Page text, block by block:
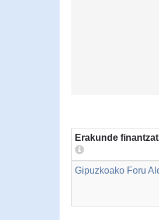
Erakunde
Gipuzkoako Foru